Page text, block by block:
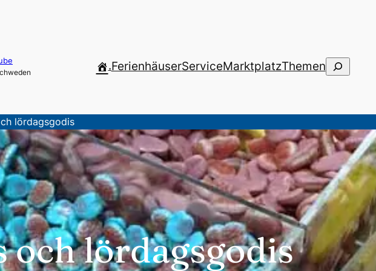
.FerienhäuserServiceMarktplatzThemenSuchen
lördagsgodis
och lördagsgodis